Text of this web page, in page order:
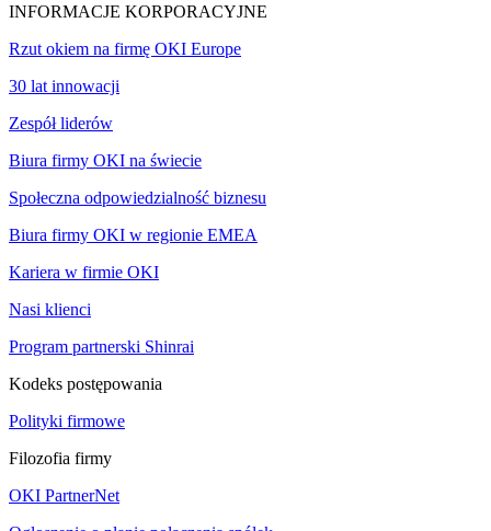
INFORMACJE KORPORACYJNE
Rzut okiem na firmę OKI Europe
30 lat innowacji
Zespół liderów
Biura firmy OKI na świecie
Społeczna odpowiedzialność biznesu
Biura firmy OKI w regionie EMEA
Kariera w firmie OKI
Nasi klienci
Program partnerski Shinrai
Kodeks postępowania
Polityki firmowe
Filozofia firmy
OKI PartnerNet